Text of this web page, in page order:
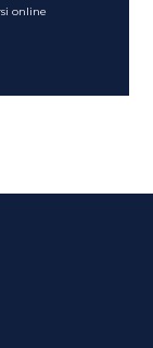
online